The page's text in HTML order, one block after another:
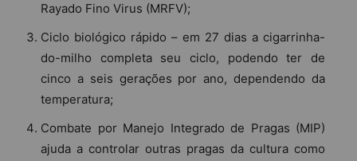
Rayado Fino Virus (MRFV);
Ciclo biológico rápido – em 27 dias a cigarrinha-
do-milho completa seu ciclo, podendo ter de
cinco a seis gerações por ano, dependendo da
temperatura;
Combate por Manejo Integrado de Pragas (MIP)
ajuda a controlar outras pragas da cultura como